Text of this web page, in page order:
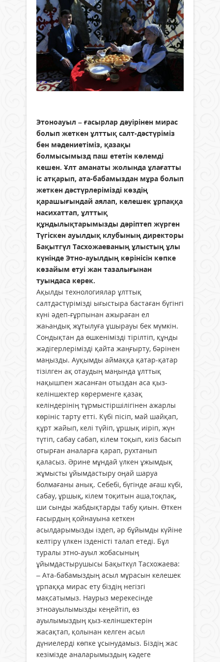
Этоноауыл – ғасырлар дәуірінен мирас
болып жеткен ұлттық салт-дәстүріміз
бен мәдениетіміз, қазақы
болмысымызд паш ететін көлемді
кешен. Ұлт аманаты жолында ұлағатты
іс атқарып, ата-бабамыздан мұра болып
жеткен дәстүрлерімізді көздің
қарашығындай аялап, келешек ұрпаққа
насихаттап, ұлттық
құндылықтарымызды дәріптеп жүрген
Түгіскен ауылдық клубының директоры
Бақытгүл Тасхожаеваның ұлыстың ұлы
күнінде Этно-ауылдың көрінісін көпке
көзайым етуі жан тазалығынан
туындаса керек.
Ақылды технологиялар ұлттық
салтдәстүрімізді ығыстыра бастаған бүгінгі
күні әдеп-ғұрпынан ажыраған ел
жаһандық жұтылуға ұшырауы бек мүмкін.
Сондықтан да өшкенімізді тірілтіп, құнды
жәдігерлерімізді қайта жаңғырту, бәрінен
маңызды. Ауқымды аймаққа қатар-қатар
тізілген ақ отаудың маңында ұлттық
нақышпен жасанған отыздан аса қыз-
келіншектер көрерменге қазақ
келіндерінің тұрмыстіршілігінен ажарлы
көрініс тарту етті. Күбі пісіп, май шайқап,
құрт жайып, келі түйіп, ұршық иіріп, жүн
түтіп, сабау сабап, кілем тоқып, киіз басып
отырған аналарға қарап, рухтанып
қаласыз. Әрине мұндай үлкен ұжымдық
жұмысты ұйымдастыру оңай шаруа
болмағаны анық. Себебі, бүгінде ағаш күбі,
сабау, ұршық, кілем тоқитын аша,тоқпақ,
ши сынды жабдықтарды табу қиын. Өткен
ғасырдың қойнауына кеткен
асылдарымызды іздеп, әр бұйымды күйіне
келтіру үлкен ізденісті талап етеді. Бұл
туралы этно-ауыл жобасының
ұйымдастырушысы Бақыткүл Тасхожаева:
– Ата-бабамыздың асыл мұрасын келешек
ұрпаққа мирас ету біздің негізгі
мақсатымыз. Наурыз мерекесінде
этноауылымызды кеңейтіп, өз
ауылымыздың қыз-келіншектерін
жасақтап, қолынан келген асыл
дүниелерді көпке ұсынудамыз. Біздің жас
кезімізде аналарымыздың кәдеге